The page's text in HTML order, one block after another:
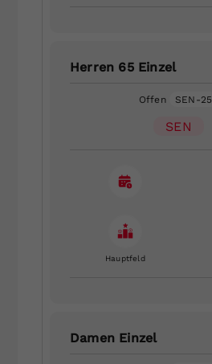
Herren 65 Einzel
Offen SEN-25
SEN
Hauptfeld
Damen Einzel